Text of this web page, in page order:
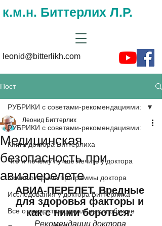
к.м.н. Биттерлих Л.Р.
leonid@bitterlikh.com
Пост
РУБРИКИ с советами-рекомендациями:
Книги доктора Биттерлиха
Что и почему лучше лечить у доктора
Компьютерные программы доктора
Исследования у доктора Биттерлиха
Все о лекарствах, реальных и обмане
РУБРИКИ с советами-рекомендациями:
Медицинская
безопасность при
авиаперелете
Леонид Биттерлих
АВИА-ПЕРЕЛЕТ. Вредные
для здоровья факторы и
как с ними бороться.
Рекомендации доктора